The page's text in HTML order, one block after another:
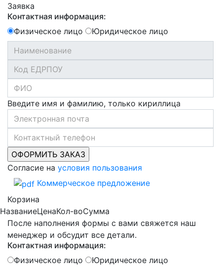
Заявка
Контактная информация:
Физическое лицо
Юридическое лицо
Введите имя и фамилию, только кириллица
Согласие на условия пользования
Коммерческое предложение
Корзина
НазваниеЦенаКол-воСумма
После наполнения формы с вами свяжется наш
менеджер и обсудит все детали.
Контактная информация:
Физическое лицо
Юридическое лицо